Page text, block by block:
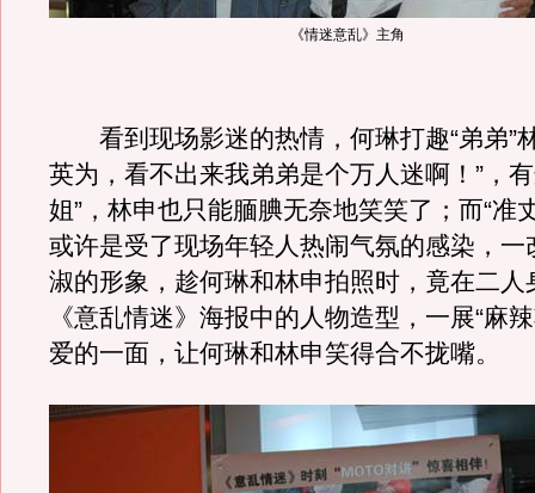
《情迷意乱》主角
看到现场影迷的热情，何琳打趣“弟弟”
英为，看不出来我弟弟是个万人迷啊！”，
姐”，林申也只能腼腆无奈地笑笑了；而“准
或许是受了现场年轻人热闹气氛的感染，一
淑的形象，趁何琳和林申拍照时，竟在二人
《意乱情迷》海报中的人物造型，一展“麻
爱的一面，让何琳和林申笑得合不拢嘴。